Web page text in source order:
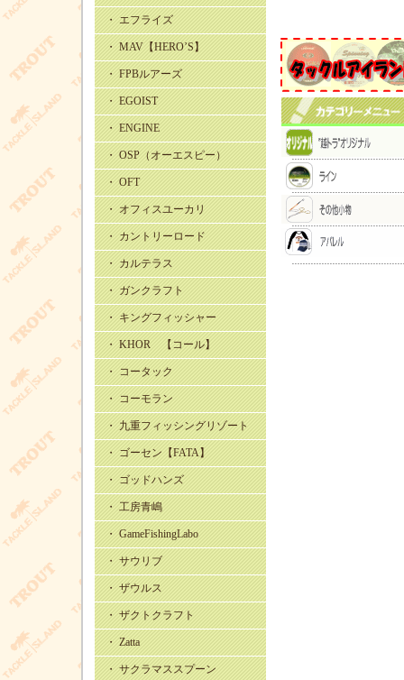
・ エフライズ
・ MAV【HERO’S】
・ FPBルアーズ
・ EGOIST
・ ENGINE
・ OSP（オーエスピー）
・ OFT
・ オフィスユーカリ
・ カントリーロード
・ カルテラス
・ ガンクラフト
・ キングフィッシャー
・ KHOR 【コール】
・ コータック
・ コーモラン
・ 九重フィッシングリゾート
・ ゴーセン【FATA】
・ ゴッドハンズ
・ 工房青嶋
・ GameFishingLabo
・ サウリブ
・ ザウルス
・ ザクトクラフト
・ Zatta
・ サクラマススプーン